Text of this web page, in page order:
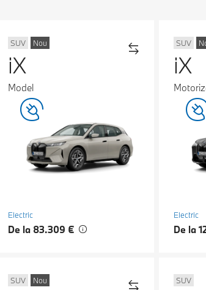
SUV Nou
iX
Model
Electric
De la 83.309 €
SUV
iX
Electric
De la
SUV Nou SUV